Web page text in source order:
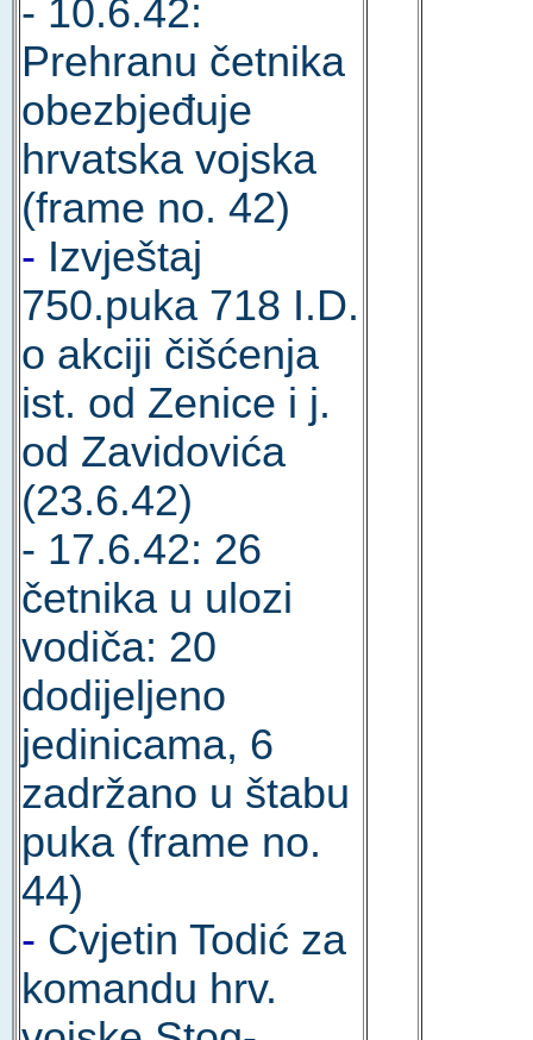
- 10.6.42:
Prehranu četnika
obezbjeđuje
hrvatska vojska
(frame no. 42)
- Izvještaj
750.puka 718 I.D.
o akciji čišćenja
ist. od Zenice i j.
od Zavidovića
(23.6.42)
- 17.6.42: 26
četnika u ulozi
vodiča: 20
dodijeljeno
jedinicama, 6
zadržano u štabu
puka (frame no.
44)
- Cvjetin Todić za
komandu hrv.